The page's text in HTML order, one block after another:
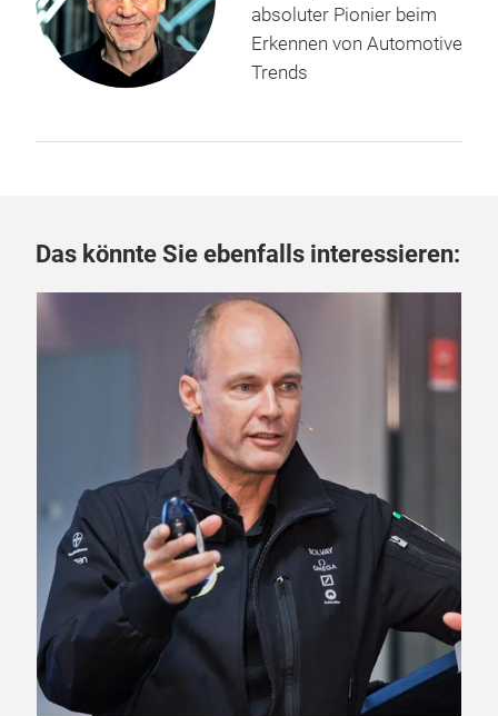
absoluter Pionier beim
Erkennen von Automotive
Trends
Das könnte Sie ebenfalls interessieren: